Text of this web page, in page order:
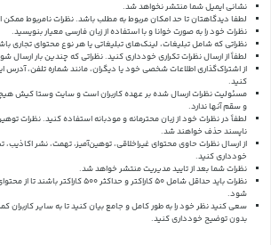
نشانی ایمیل شما منتشر نخواهد شد.
لطفا دیدگاهتان تا حد امکان مربوط به مطلب باشد. نظرات نامربوط
نظرات خود را به صورت خوانا و با استفاده از زبان فارسی معیار بنویسید.
نظراتی که شامل تبلیغات، لینک‌های تبلیغاتی یا هر نوع محتوای تجاری
لطفاً از ارسال نظرات تکراری خودداری کنید. نظراتی که چندین بار
از اشتراک‌گذاری اطلاعات شخصی خود یا دیگران، مانند شماره تلفن،
کنید.
مسئولیت نظرات ارسال شده بر عهده کاربران است و سایت وستا کیش
و سقم آنها ندارد.
لطفاً در نظرات خود از زبان محترمانه و مودبانه استفاده کنید. نظرات
ناپسند حذف خواهند شد.
از ارسال نظرات حاوی محتوای غیراخلاقی، توهین‌آمیز، تهمت، نشر
خودداری کنید.
نظرات شما بعد از تایید مدیریت منتشر خواهد شد.
نظرات باید حداقل شامل 50 کاراکتر و حداکثر
شود.
سعی کنید نظر خود را به طور کامل و جامع بیان کنید تا به سایر کاربران
بدون توضیح خودداری کنید.